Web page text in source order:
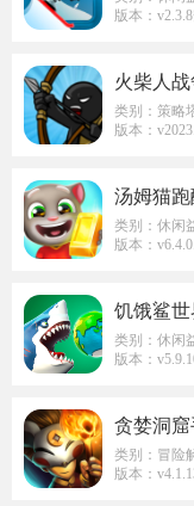
版本：
火柴人
类别：策略
版本：
汤姆猫跑
类别：休闲
版本：
饥饿鲨世
类别：休闲
版本：
贪婪洞
类别：冒险
版本：